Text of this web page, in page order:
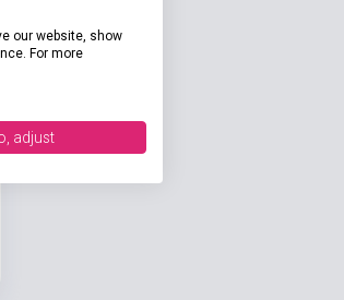
our website, show
For more
adjust